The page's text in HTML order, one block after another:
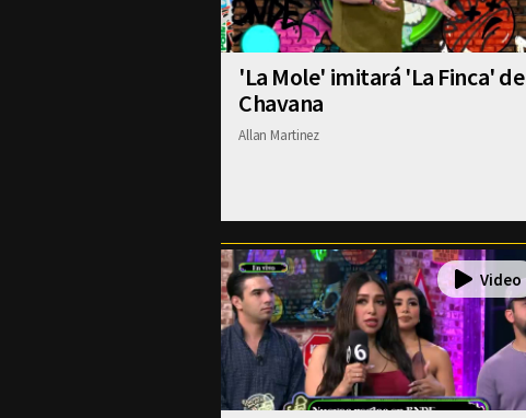
'La Mole' imitará 'La Finca' de
Chavana
Allan Martinez